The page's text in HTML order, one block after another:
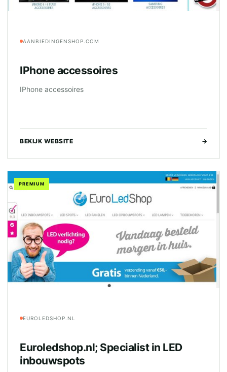
AANBIEDINGENSHOP.COM
IPhone accessoires
IPhone accessoires
BEKIJK WEBSITE →
PREMIUM
EUROLEDSHOP.NL
Euroledshop.nl; Specialist in LED
inbouwspots